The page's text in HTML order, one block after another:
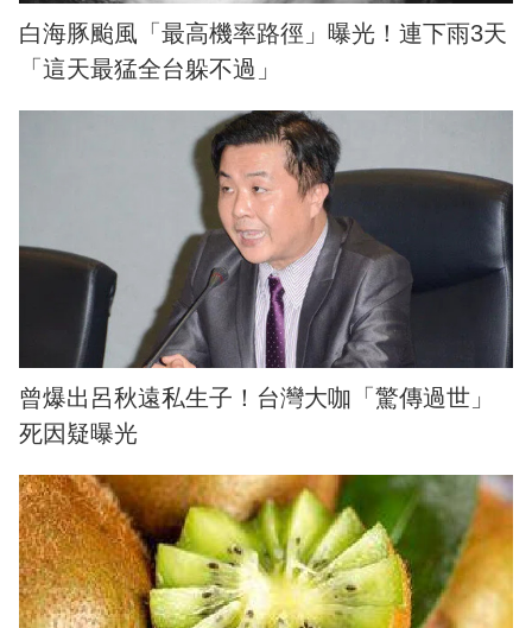
白海豚颱風「最高機率路徑」曝光！連下雨3天
「這天最猛全台躲不過」
曾爆出呂秋遠私生子！台灣大咖「驚傳過世」
死因疑曝光